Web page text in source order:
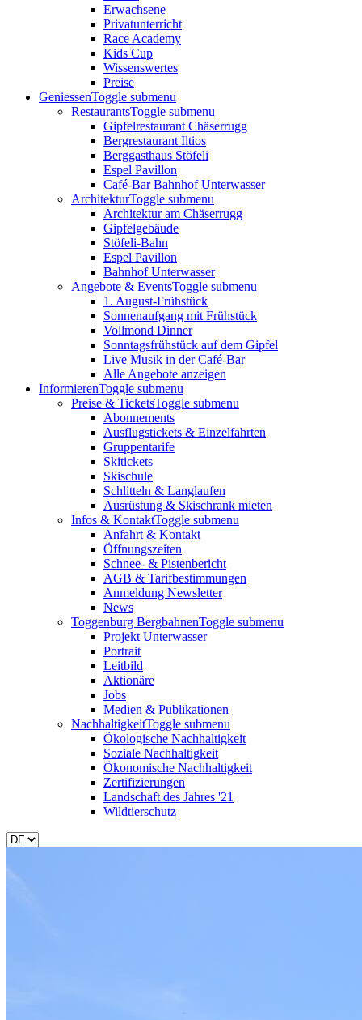
Erwachsene
Privatunterricht
Race Academy
Kids Cup
Wissenswertes
Preise
GeniessenToggle submenu
RestaurantsToggle submenu
Gipfelrestaurant Chäserrugg
Bergrestaurant Iltios
Berggasthaus Stöfeli
Espel Pavillon
Café-Bar Bahnhof Unterwasser
ArchitekturToggle submenu
Architektur am Chäserrugg
Gipfelgebäude
Stöfeli-Bahn
Espel Pavillon
Bahnhof Unterwasser
Angebote & EventsToggle submenu
1. August-Frühstück
Sonnenaufgang mit Frühstück
Vollmond Dinner
Sonntagsfrühstück auf dem Gipfel
Live Musik in der Café-Bar
Alle Angebote anzeigen
InformierenToggle submenu
Preise & TicketsToggle submenu
Abonnements
Ausflugstickets & Einzelfahrten
Gruppentarife
Skitickets
Skischule
Schlitteln & Langlaufen
Ausrüstung & Skischrank mieten
Infos & KontaktToggle submenu
Anfahrt & Kontakt
Öffnungszeiten
Schnee- & Pistenbericht
AGB & Tarifbestimmungen
Anmeldung Newsletter
News
Toggenburg BergbahnenToggle submenu
Projekt Unterwasser
Portrait
Leitbild
Aktionäre
Jobs
Medien & Publikationen
NachhaltigkeitToggle submenu
Ökologische Nachhaltigkeit
Soziale Nachhaltigkeit
Ökonomische Nachhaltigkeit
Zertifizierungen
Landschaft des Jahres '21
Wildtierschutz